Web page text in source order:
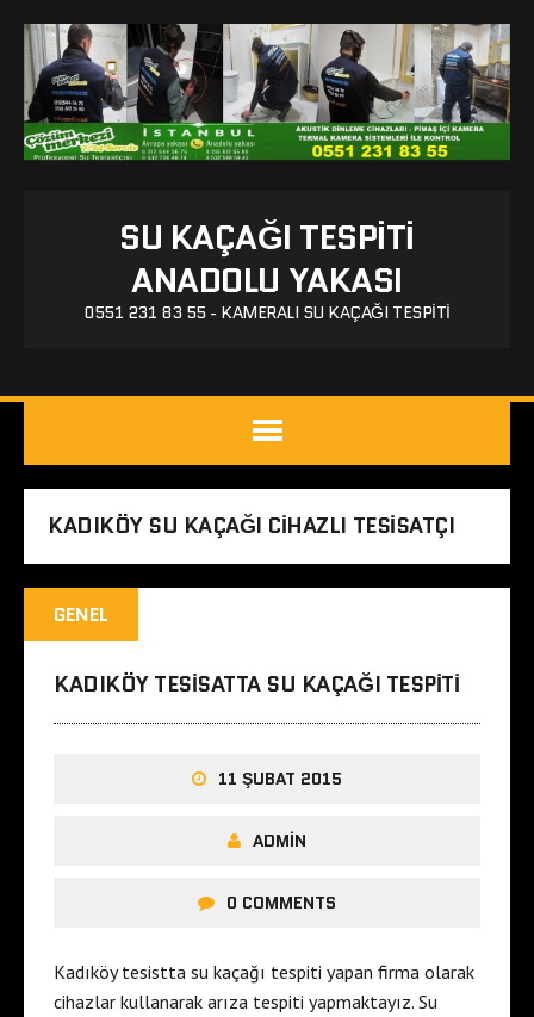
SU KAÇAĞI TESPITI
ANADOLU YAKASI
0551 231 83 55 - KAMERALI SU KAÇAĞI TESPITI
KADIKÖY SU KAÇAĞI CIHAZLI TESISATÇI
GENEL
KADIKÖY TESISATTA SU KAÇAĞI TESPITI
11 ŞUBAT 2015
ADMIN
0 COMMENTS
Kadıköy tesistta su kaçağı tespiti yapan firma olarak
cihazlar kullanarak arıza tespiti yapmaktayız. Su